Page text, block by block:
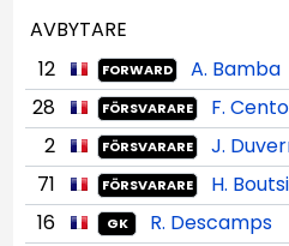
AVBYTARE
12
FORWARD A. Bamba
28 FÖRSVARARE F.
2 FÖRSVARARE J.
71 FÖRSVARARE
H.
16
GK
R. Descamps